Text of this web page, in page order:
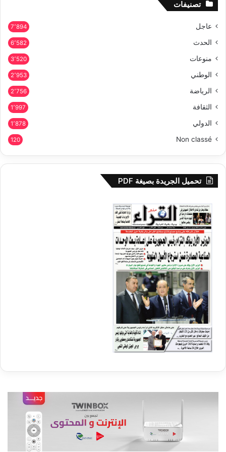
تصنيفات
عاجل 7٬894
الحدث 6٬582
منوعات 3٬520
الوطني 2٬953
الرياضة 2٬756
الثقافة 1٬997
الدولي 1٬878
Non classé
120
تحميل الجريدة بصيغة PDF